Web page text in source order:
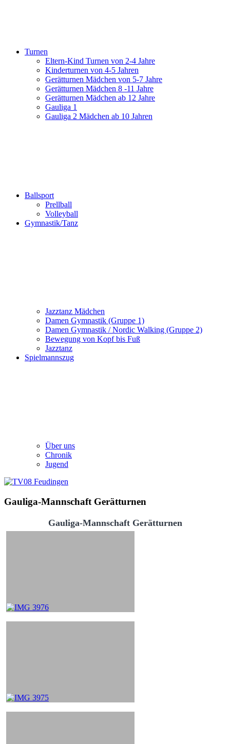
Turnen
Eltern-Kind Turnen von 2-4 Jahre
Kinderturnen von 4-5 Jahren
Gerätturnen Mädchen von 5-7 Jahre
Gerätturnen Mädchen 8 -11 Jahre
Gerätturnen Mädchen ab 12 Jahre
Gauliga 1
Gauliga 2 Mädchen ab 10 Jahren
Ballsport
Prellball
Volleyball
Gymnastik/Tanz
Jazztanz Mädchen
Damen Gymnastik (Gruppe 1)
Damen Gymnastik / Nordic Walking (Gruppe 2)
Bewegung von Kopf bis Fuß
Jazztanz
Spielmannszug
Über uns
Chronik
Jugend
Gauliga-Mannschaft Gerätturnen
Gauliga-Mannschaft Gerätturnen